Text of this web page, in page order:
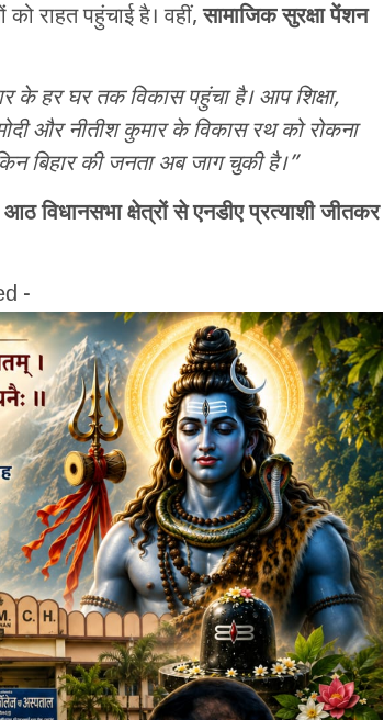
राहत पहुंचाई है। वहीं,सामाजिक सुरक्षा पेंशन
के हर घर तक विकास पहुंचा है। आप शिक्षा,
और नीतीश कुमार के विकास रथ को रोकना
बिहार की जनता अब जाग चुकी है।”
विधानसभा क्षेत्रों से एनडीए प्रत्याशी जीतकर
-